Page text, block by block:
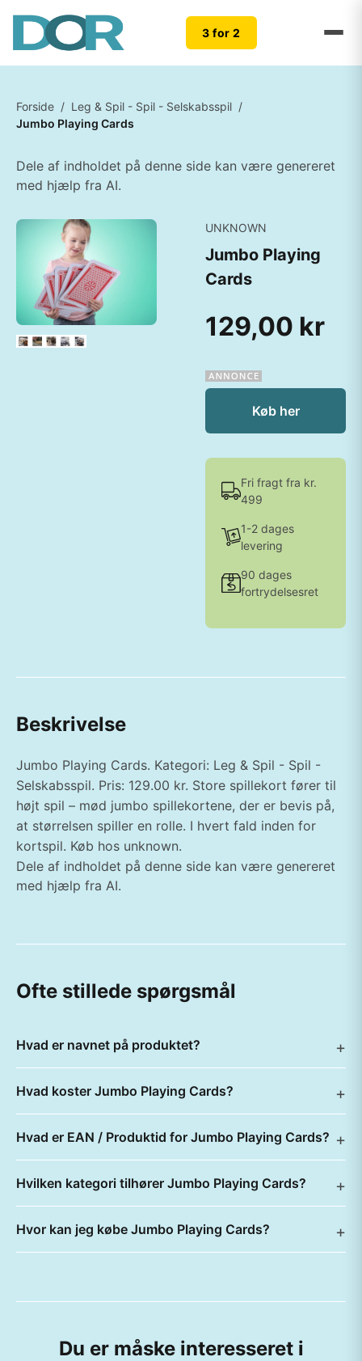
3 for 2
Forside / Leg & Spil - Spil - Selskabsspil /
Jumbo Playing Cards
Dele af indholdet på denne side kan være genereret
med hjælp fra AI.
UNKNOWN
Jumbo Playing
Cards
129,00 kr
Køb her
Fri fragt fra kr.
499
1-2 dages
levering
90 dages
fortrydelsesret
Beskrivelse
Jumbo Playing Cards. Kategori: Leg & Spil - Spil -
Selskabsspil. Pris: 129.00 kr. Store spillekort fører til
højt spil – mød jumbo spillekortene, der er bevis på,
at størrelsen spiller en rolle. I hvert fald inden for
kortspil. Køb hos unknown.
Dele af indholdet på denne side kan være genereret
med hjælp fra AI.
Ofte stillede spørgsmål
Hvad er navnet på produktet?
Hvad koster Jumbo Playing Cards?
Hvad er EAN / Produktid for Jumbo Playing Cards?
Hvilken kategori tilhører Jumbo Playing Cards?
Hvor kan jeg købe Jumbo Playing Cards?
Du er måske interesseret i